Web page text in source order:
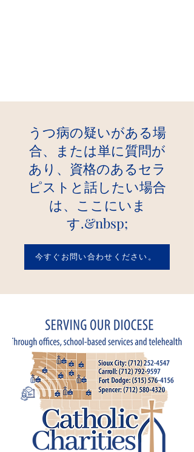
うつ病の疑いがある場
合、または単に質問が
あり、資格のあるセラ
ピストと話したい場合
は、ここにいま
す.&nbsp;
今すぐお問い合わせください。